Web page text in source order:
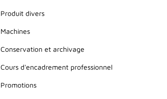
Produit divers
Machines
Conservation et archivage
Cours d'encadrement professionnel
Promotions